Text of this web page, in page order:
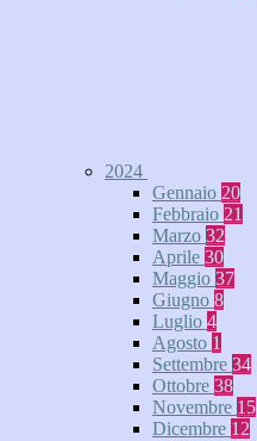
2024
Gennaio 20
Febbraio 21
Marzo 32
Aprile 30
Maggio 37
Giugno 8
Luglio 4
Agosto 1
Settembre 34
Ottobre 38
Novembre 15
Dicembre 12